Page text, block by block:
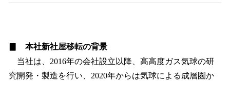
▊ 本社新社屋移転の背景
当社は、2016年の会社設立以降、高高度ガス気球の研
究開発・製造を行い、2020年からは気球による成層圏か